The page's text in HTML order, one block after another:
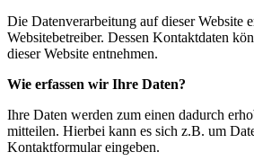
Die Datenverarbeitung auf dieser Website
Websitebetreiber. Dessen Kontaktdaten
dieser Website entnehmen.
Wie erfassen wir Ihre Daten?
Ihre Daten werden zum einen dadurch
mitteilen. Hierbei kann es sich z.B. um
Kontaktformular eingeben.